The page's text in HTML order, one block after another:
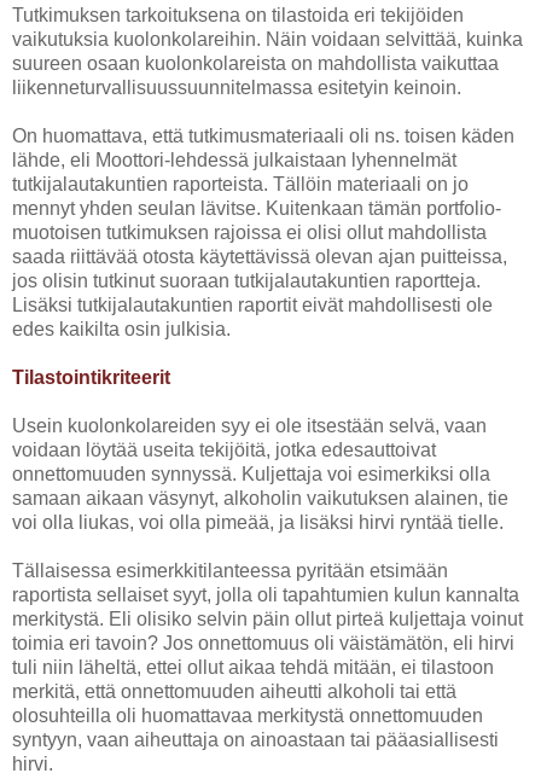
Tutkimuksen tarkoituksena on tilastoida eri tekijöiden
vaikutuksia kuolonkolareihin. Näin voidaan selvittää, kuinka
suureen osaan kuolonkolareista on mahdollista vaikuttaa
liikenneturvallisuussuunnitelmassa esitetyin keinoin.
On huomattava, että tutkimusmateriaali oli ns. toisen käden
lähde, eli Moottori-lehdessä julkaistaan lyhennelmät
tutkijalautakuntien raporteista. Tällöin materiaali on jo
mennyt yhden seulan lävitse. Kuitenkaan tämän portfolio-
muotoisen tutkimuksen rajoissa ei olisi ollut mahdollista
saada riittävää otosta käytettävissä olevan ajan puitteissa,
jos olisin tutkinut suoraan tutkijalautakuntien raportteja.
Lisäksi tutkijalautakuntien raportit eivät mahdollisesti ole
edes kaikilta osin julkisia.
Tilastointikriteerit
Usein kuolonkolareiden syy ei ole itsestään selvä, vaan
voidaan löytää useita tekijöitä, jotka edesauttoivat
onnettomuuden synnyssä. Kuljettaja voi esimerkiksi olla
samaan aikaan väsynyt, alkoholin vaikutuksen alainen, tie
voi olla liukas, voi olla pimeää, ja lisäksi hirvi ryntää tielle.
Tällaisessa esimerkkitilanteessa pyritään etsimään
raportista sellaiset syyt, jolla oli tapahtumien kulun kannalta
merkitystä. Eli olisiko selvin päin ollut pirteä kuljettaja voinut
toimia eri tavoin? Jos onnettomuus oli väistämätön, eli hirvi
tuli niin läheltä, ettei ollut aikaa tehdä mitään, ei tilastoon
merkitä, että onnettomuuden aiheutti alkoholi tai että
olosuhteilla oli huomattavaa merkitystä onnettomuuden
syntyyn, vaan aiheuttaja on ainoastaan tai pääasiallisesti
hirvi.